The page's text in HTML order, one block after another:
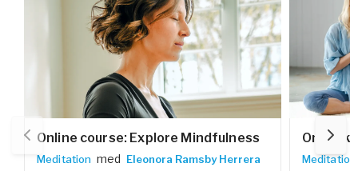
Online course: Explore Mindfulness
Meditation med Eleonora Ramsby Herrera Meditation